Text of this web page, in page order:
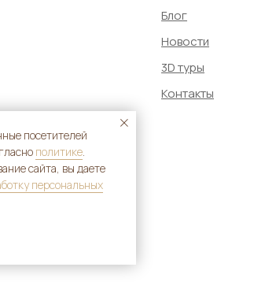
посетителей
политике.
сайта, вы даете
персональных
Блог
Новости
3D туры
Контакты